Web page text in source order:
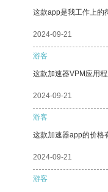
这款app是我工作上的
2024-09-21
游客
这款加速器VPM应用
2024-09-21
游客
这款加速器app的价格
2024-09-21
游客